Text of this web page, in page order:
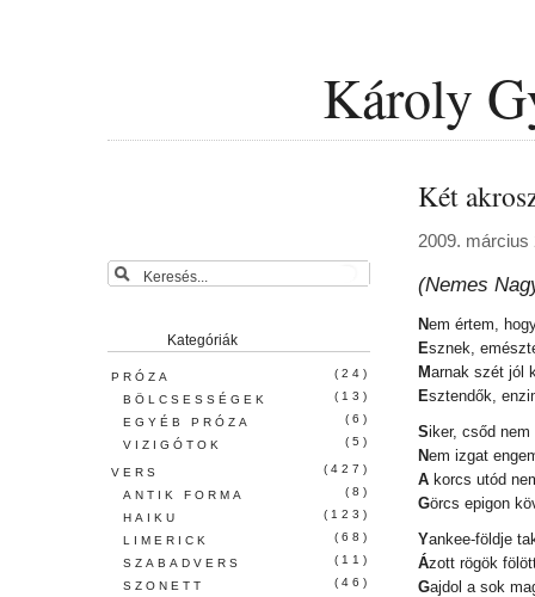
Károly
Két
2009. március
(Nemes
Nem értem,
Esznek,
Marnak szét jól
Esztendők,
Siker, csőd
Nem izgat
A korcs utód
Görcs epigon
Yankee-földje
Ázott rögök
Gajdol a sok
Kategóriák
PRÓZA
(24)
BÖLCSESSÉGEK
(13)
EGYÉB PRÓZA
(6)
VIZIGÓTOK
(5)
VERS
(427)
ANTIK FORMA
(8)
HAIKU
(123)
LIMERICK
(68)
SZABADVERS
(11)
SZONETT
(46)